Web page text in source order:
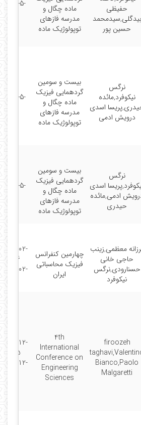
حفیظی
بیدگلی,سیدمحمد
حسین پور
ماده چگال و
مدرسه فازهای
توپولوژیک ماده
2017-5-
نرگس
نیکوفرد,مائده
اسدی
درویش ادمی
بیست و سومین
گردهمایی فیزیک
ماده چگال و
مدرسه فازهای
توپولوژیک ماده
2017-5-
نرگس
اسدی
ادمی,مائده
حیدری
بیست و سومین
گردهمایی فیزیک
ماده چگال و
مدرسه فازهای
توپولوژیک ماده
2017-5-
معظمی,زینب
حاجی خانی
حسنارودی,نرگس
نیکوفرد
چهارمین کنفرانس
فیزیک محاسباتی
ایران
2020-02-
2020-02-
firoozeh
Bianco,Paolo
Malgaretti
4th
International
Conference on
Engineering
Sciences
2020-12-
2020-12-